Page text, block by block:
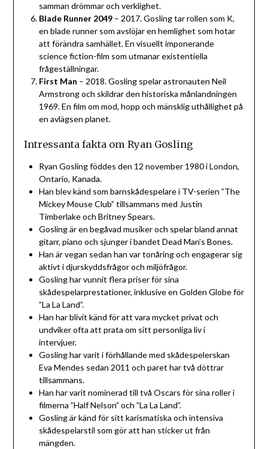
samman drömmar och verklighet.
Blade Runner 2049– 2017. Gosling tar rollen som K,
en blade runner som avslöjar en hemlighet som hotar
att förändra samhället. En visuellt imponerande
science fiction-film som utmanar existentiella
frågeställningar.
First Man – 2018. Gosling spelar astronauten Neil
Armstrong och skildrar den historiska månlandningen
1969. En film om mod, hopp och mänsklig uthållighet på
en avlägsen planet.
Intressanta fakta om Ryan Gosling
Ryan Gosling föddes den 12 november 1980 i London,
Ontario, Kanada.
Han blev känd som barnskådespelare i TV-serien ”The
Mickey Mouse Club” tillsammans med Justin
Timberlake och Britney Spears.
Gosling är en begåvad musiker och spelar bland annat
gitarr, piano och sjunger i bandet Dead Man’s Bones.
Han är vegan sedan han var tonåring och engagerar sig
aktivt i djurskyddsfrågor och miljöfrågor.
Gosling har vunnit flera priser för sina
skådespelarprestationer, inklusive en Golden Globe för
”La La Land”.
Han har blivit känd för att vara mycket privat och
undviker ofta att prata om sitt personliga liv i
intervjuer.
Gosling har varit i förhållande med skådespelerskan
Eva Mendes sedan 2011 och paret har två döttrar
tillsammans.
Han har varit nominerad till två Oscars för sina roller i
filmerna ”Half Nelson” och ”La La Land”.
Gosling är känd för sitt karismatiska och intensiva
skådespelarstil som gör att han sticker ut från
mängden.